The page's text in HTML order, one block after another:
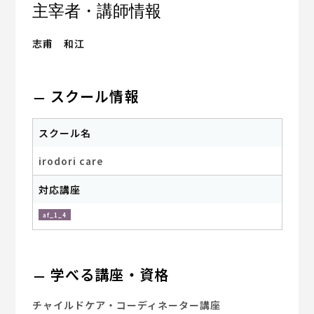
主宰者・講師情報
志甫 和江
スクール情報
スクール名
irodori care
対応講座
af_1_4
学べる講座・資格
チャイルドケア・コーディネーター講座